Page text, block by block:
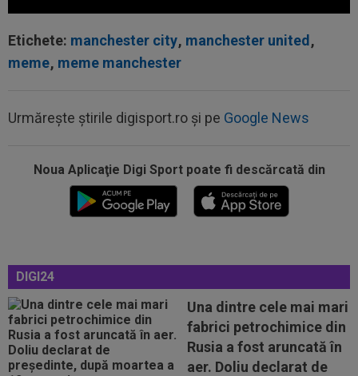
Etichete: manchester city, manchester united,
meme, meme manchester
Urmărește știrile digisport.ro și pe Google News
Noua Aplicaţie Digi Sport poate fi descărcată din
DIGI24
Una dintre cele mai mari
fabrici petrochimice din
Rusia a fost aruncată în
aer. Doliu declarat de
Ce a postat soția lui Denis Drăguș, atacantul
disputat de FCSB și CFR
11:52
O echipă din SuperLiga, gata să se mute pe un
alt stadion: "Finalul lunii...
11:50
La 11 ani de când a înjurat-o și a dat-o afară pe
Eva Carneiro, Jose Mourinho...